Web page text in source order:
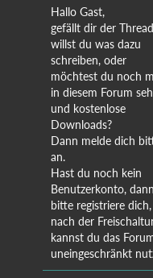
Hallo Gast,
gefällt dir der
willst du was dazu
schreiben, oder
möchtest du noch
in diesem Forum
und kostenlose
Downloads?
Dann melde dich
an.
Hast du noch kein
Benutzerkonto, dann
bitte registriere dich,
nach der
kannst du das
uneingeschränkt